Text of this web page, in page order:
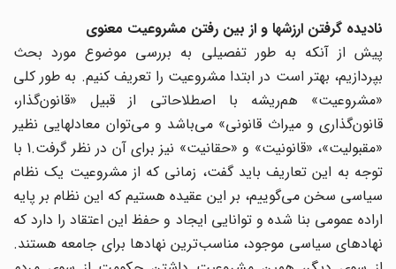
نادیده گرفتن ارزشها و از بین رفتن مشروعیت معنوی
پیش از آنکه به طور تفصیلی به بررسی موضوع مورد بحث
بپردازیم، بهتر است در ابتدا مشروعیت را تعریف کنیم. به طور کلی
«مشروعیت» هم‌ریشه با اصطلاحاتی از قبیل «قانون‌گذار،
قانون‌گذاری و میراث قانونی» می‌باشد و می‌توان معادلهایی نظیر
«مقبولیت»، «قانونیت» و «حقانیت» نیز برای آن در نظر گرفت.1 با
توجه به این تعاریف باید گفت، زمانی که از مشروعیت یک نظام
سیاسی سخن می‌گوییم، بر این عقیده هستیم که این نظام بر پایه
اراده عمومی بنا شده و توانایی ایجاد و حفظ این اعتقاد را دارد که
نهادهای سیاسی موجود، مناسب‌ترین نهادها برای جامعه هستند.